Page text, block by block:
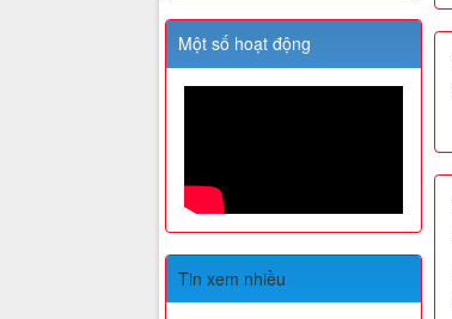
Một số hoạt động
Tin xem nhiều